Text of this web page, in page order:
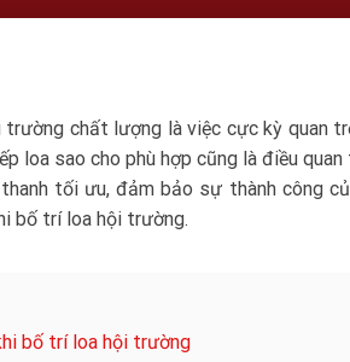
chất lượng là việc cực kỳ quan
loa sao cho phù hợp cũng là điều
tối ưu, đảm bảo sự thành công
bố trí loa hội trường.
bố trí loa hội trường